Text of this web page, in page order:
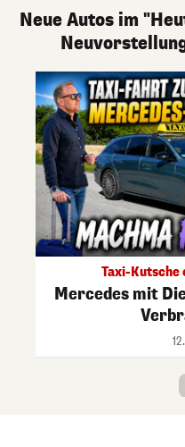
Neue Autos im
Taxi-Kutsche
Mercedes mit